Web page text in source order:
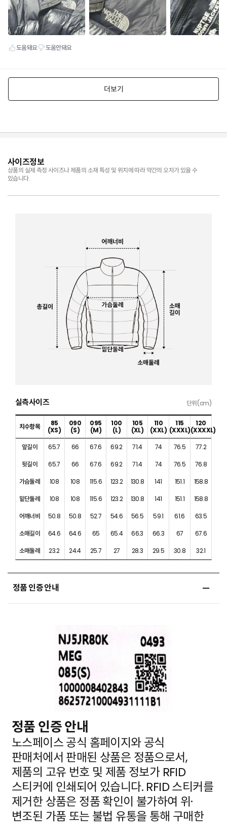
사이즈정보
상품의 실제 측정 사이즈나 제품의 소재 특성 및 위치에 따라 약간의 오차가 있을 수
있습니다.
실측사이즈 단위(cm)
치수항목
85
(XS)
090
(S)
095
(M)
100
(L)
105
(XL)
110
(XXL)
115
(XXXL)
120
(XXXXL)
앞길이
65.7 66 67.6 69.2 71.4 74 76.5
77.2
뒷길이
65.7 66 67.6 69.2 71.4 74 76.5
76.8
가슴둘레
108 108 115.6 123.2 130.8 141 151.1
158.8
밑단둘레
108 108 115.6 123.2 130.8 141 151.1
158.8
어깨너비
50.8 50.8 52.7 54.6 56.5 59.1 61.6
63.5
소매길이
64.6 64.6 65 65.4 66.3 66.3 67
67.6
소매둘레
23.2 24.4 25.7 27 28.3 29.5 30.8 32.1
정품 인증 안내
정품 인증 안내
노스페이스 공식 홈페이지와 공식
판매처에서 판매된 상품은 정품으로서,
제품의 고유 번호 및 제품 정보가 RFID
스티커에 인쇄되어 있습니다. RFID 스티커를
제거한 상품은 정품 확인이 불가하여 위·
변조된 가품 또는 불법 유통을 통해 구매한